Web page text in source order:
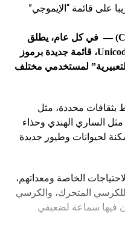
) — في كل عام، يطلق
، قائمة جديدة برموز
لمستخدمي مختلف
بثقافات محددة، مثل
مثل الساري الهندي وحذاء
لحيوانات وطيور جديدة
الخاصة ومعداتهم،
المتحرك، والكرسي
فيها سماعة لضعيفي